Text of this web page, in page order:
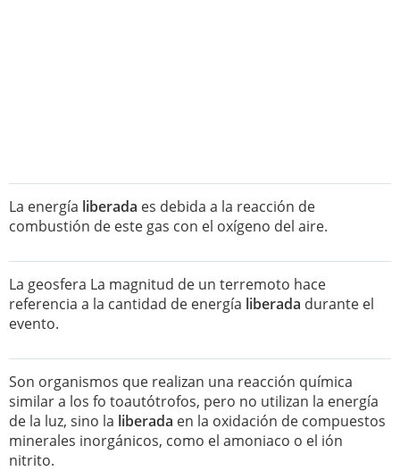
La energía liberada es debida a la reacción de
combustión de este gas con el oxígeno del aire.
La geosfera La magnitud de un terremoto hace
referencia a la cantidad de energía liberada durante el
evento.
Son organismos que realizan una reacción química
similar a los fo toautótrofos, pero no utilizan la energía
de la luz, sino la liberada en la oxidación de compuestos
minerales inorgánicos, como el amoniaco o el ión
nitrito.